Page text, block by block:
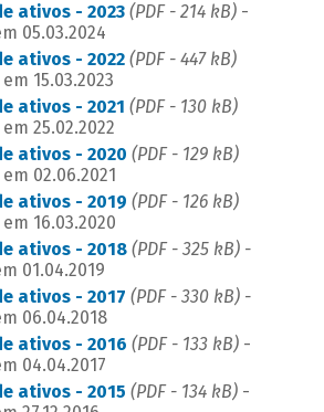
ativos - 2023 (PDF - 214 kB)-
05.03.2024
ativos - 2022 (PDF - 447 kB)
15.03.2023
ativos - 2021 (PDF - 130 kB)
25.02.2022
ativos - 2020 (PDF - 129 kB)
02.06.2021
ativos - 2019 (PDF - 126 kB)
16.03.2020
ativos - 2018(PDF - 325 kB) -
01.04.2019
ativos - 2017 (PDF - 330 kB) -
06.04.2018
ativos - 2016 (PDF - 133 kB)-
04.04.2017
ativos - 2015 (PDF - 134 kB)-